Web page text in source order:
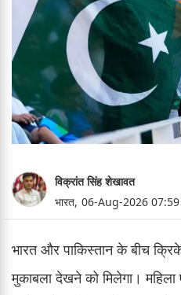
विक्रांत सिंह शेखावत
भारत, 06-Aug-2026
भारत और पाकिस्तान के बीच
मुकाबला देखने को मिलेगा।